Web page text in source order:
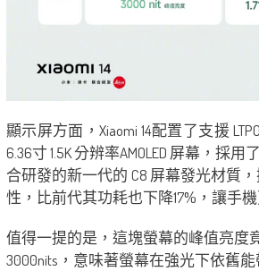
顯示屏方面，Xiaomi 14配置了支援
6.36寸 1.5K 分辨率AMOLED 屏幕，採用
合研發的新一代的 C8 屏幕發光材質
性，比前代其功耗也下降17%，讓手機
值得一提的是，這塊螢幕的峰值亮度
3000nits，意味著螢幕在強光下依舊